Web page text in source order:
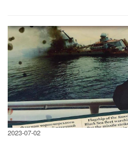
2023-07-02